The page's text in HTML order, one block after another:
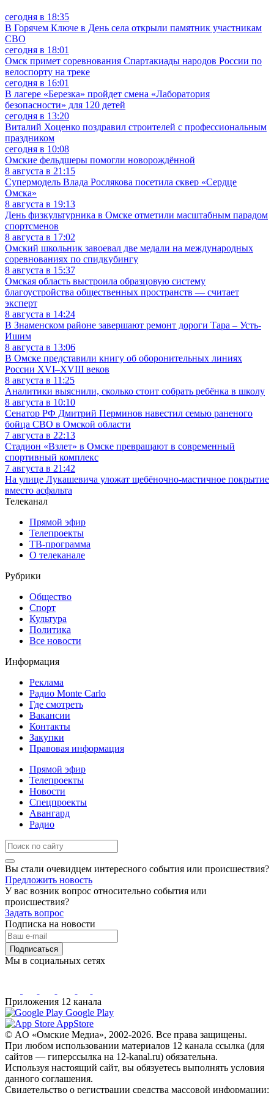
сегодня в 18:35
В Горячем Ключе в День села открыли памятник участникам
СВО
сегодня в 18:01
Омск примет соревнования Спартакиады народов России по
велоспорту на треке
сегодня в 16:01
В лагере «Березка» пройдет смена «Лаборатория
безопасности» для 120 детей
сегодня в 13:20
Виталий Хоценко поздравил строителей с профессиональным
праздником
сегодня в 10:08
Омские фельдшеры помогли новорождённой
8 августа в 21:15
Супермодель Влада Рослякова посетила сквер «Сердце
Омска»
8 августа в 19:13
День физкультурника в Омске отметили масштабным парадом
спортсменов
8 августа в 17:02
Омский школьник завоевал две медали на международных
соревнованиях по спидкубингу
8 августа в 15:37
Омская область выстроила образцовую систему
благоустройства общественных пространств — считает
эксперт
8 августа в 14:24
В Знаменском районе завершают ремонт дороги Тара – Усть-
Ишим
8 августа в 13:06
В Омске представили книгу об оборонительных линиях
России XVI–XVIII веков
8 августа в 11:25
Аналитики выяснили, сколько стоит собрать ребёнка в школу
8 августа в 10:10
Сенатор РФ Дмитрий Перминов навестил семью раненого
бойца СВО в Омской области
7 августа в 22:13
Стадион «Взлет» в Омске превращают в современный
спортивный комплекс
7 августа в 21:42
На улице Лукашевича уложат щебёночно-мастичное покрытие
вместо асфальта
Телеканал
Прямой эфир
Телепроекты
ТВ-программа
О телеканале
Рубрики
Общество
Спорт
Культура
Политика
Все новости
Информация
Реклама
Радио Monte Carlo
Где смотреть
Вакансии
Контакты
Закупки
Правовая информация
Прямой эфир
Телепроекты
Новости
Спецпроекты
Авангард
Радио
Вы стали очевидцем интересного события или происшествия?
Предложить новость
У вас возник вопрос относительно события или
происшествия?
Задать вопрос
Подписка на новости
Подписаться
Мы в социальных сетях
Приложения 12 канала
Google Play
AppStore
© AO «Омские Медиа», 2002-2026. Все права защищены.
При любом использовании материалов 12 канала ссылка (для
сайтов — гиперссылка на 12-kanal.ru) обязательна.
Используя настоящий сайт, вы обязуетесь выполнять условия
данного соглашения.
Свидетельство о регистрации средства массовой информации: